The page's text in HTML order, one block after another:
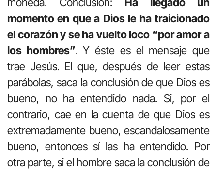
momento en que a Dios le ha traicionado
el corazón y se ha vuelto loco “por amor a
los hombres”. Y éste es el mensaje que
trae Jesús. El que, después de leer estas
parábolas, saca la conclusión de que Dios es
bueno, no ha entendido nada. Si, por el
contrario, cae en la cuenta de que Dios es
extremadamente bueno, escandalosamente
bueno, entonces sí las ha entendido. Por
otra parte, si el hombre saca la conclusión de